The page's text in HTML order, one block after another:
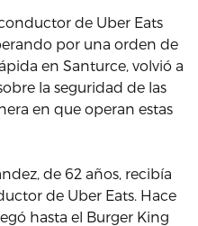
de Uber Eats
por una orden de
en Santurce, volvió a
la seguridad de las
en que operan estas
de 62 años, recibía
de Uber Eats. Hace
hasta el Burger King